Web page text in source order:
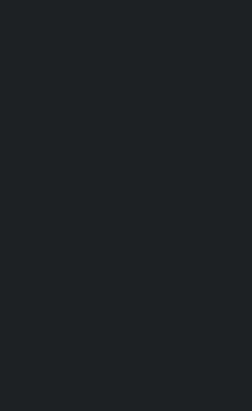
हिलसाइड कलेजमा .NET र Umbraco
सुनचाँदीको मूल्य बढ्यो, कतिमा हुँदैछ